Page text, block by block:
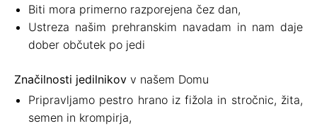
Biti mora primerno razporejena čez dan,
Ustreza našim prehranskim navadam in nam daje
dober občutek po jedi
Značilnosti jedilnikov v našem Domu
Pripravljamo pestro hrano iz fižola in stročnic, žita,
semen in krompirja,